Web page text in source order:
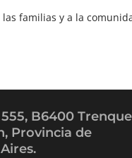
familias y a la
B6400 Trenque
Provincia de